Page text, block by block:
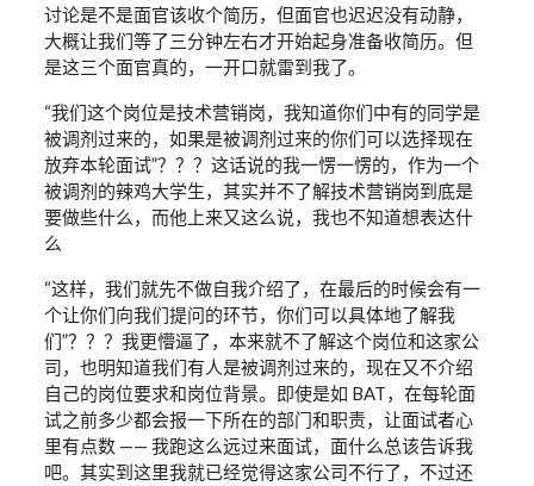
讨论是不是面官该收个简历，但面官也迟迟没有动静，
大概让我们等了三分钟左右才开始起身准备收简历。但
是这三个面官真的，一开口就雷到我了。
“我们这个岗位是技术营销岗，我知道你们中有的同学是
被调剂过来的，如果是被调剂过来的你们可以选择现在
放弃本轮面试”？？？这话说的我一愣一愣的，作为一个
被调剂的辣鸡大学生，其实并不了解技术营销岗到底是
要做些什么，而他上来又这么说，我也不知道想表达什
么
“这样，我们就先不做自我介绍了，在最后的时候会有一
个让你们向我们提问的环节，你们可以具体地了解我
们”？？？我更懵逼了，本来就不了解这个岗位和这家公
司，也明知道我们有人是被调剂过来的，现在又不介绍
自己的岗位要求和岗位背景。即使是如 BAT，在每轮面
试之前多少都会报一下所在的部门和职责，让面试者心
里有点数 —— 我跑这么远过来面试，面什么总该告诉我
吧。其实到这里我就已经觉得这家公司不行了，不过还